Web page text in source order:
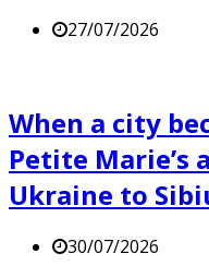
27/07/2026
When a city
Petite
Ukraine to
30/07/2026